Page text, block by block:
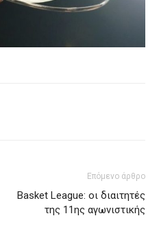
Επόμενο άρθρο
Basket League: οι διαιτητές
της 11ης αγωνιστικής